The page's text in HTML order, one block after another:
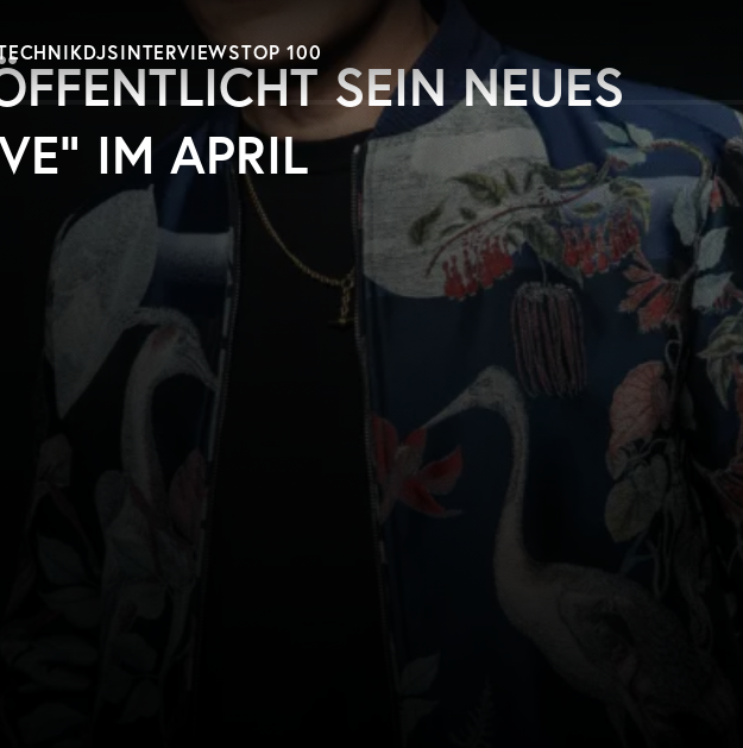
DJSINTERVIEWSTOP 100
SEIN NEUES
IM APRIL